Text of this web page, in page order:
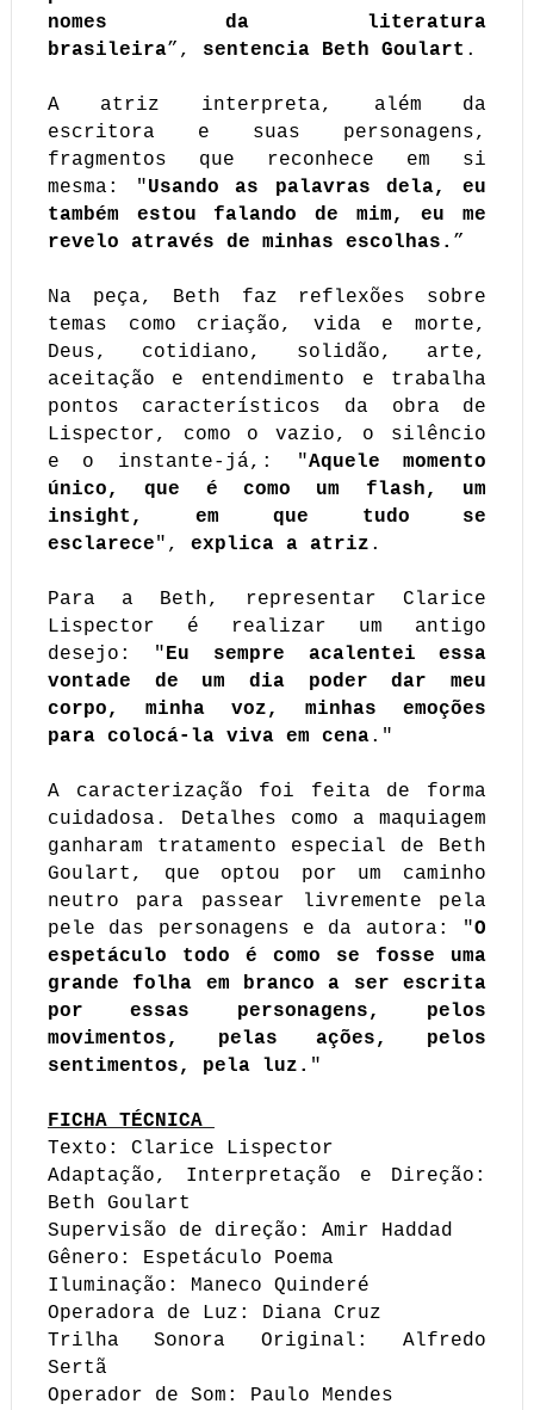
nomes da literatura
brasileira”, sentencia Beth Goulart .
A atriz interpreta, além da
escritora e suas personagens,
fragmentos que reconhece em si
mesma: "Usando as palavras dela, eu
também estou falando de mim, eu me
revelo através de minhas escolhas. ”
Na peça, Beth faz reflexões sobre
temas como criação, vida e morte,
Deus, cotidiano, solidão, arte,
aceitação e entendimento e trabalha
pontos característicos da obra de
Lispector, como o vazio, o silêncio
e o instante-já,: "Aquele momento
único, que é como um flash, um
insight, em que tudo se
esclarece", explica a atriz .
Para a Beth, representar Clarice
Lispector é realizar um antigo
desejo: "Eu sempre acalentei essa
vontade de um dia poder dar meu
corpo, minha voz, minhas emoções
para colocá-la viva em cena."
A caracterização foi feita de forma
cuidadosa. Detalhes como a maquiagem
ganharam tratamento especial de Beth
Goulart, que optou por um caminho
neutro para passear livremente pela
pele das personagens e da autora: "O
espetáculo todo é como se fosse uma
grande folha em branco a ser escrita
por essas personagens, pelos
movimentos, pelas ações, pelos
sentimentos, pela luz. "
FICHA TÉCNICA
Texto: Clarice Lispector
Adaptação, Interpretação e Direção:
Beth Goulart
Supervisão de direção: Amir Haddad
Gênero: Espetáculo Poema
Iluminação: Maneco Quinderé
Operadora de Luz: Diana Cruz
Trilha Sonora Original: Alfredo
Sertã
Operador de Som: Paulo Mendes